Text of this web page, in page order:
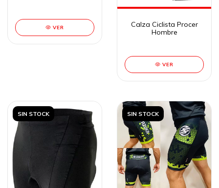
VER
Calza Ciclista Procer
Hombre
VER
SIN STOCK SIN STOCK